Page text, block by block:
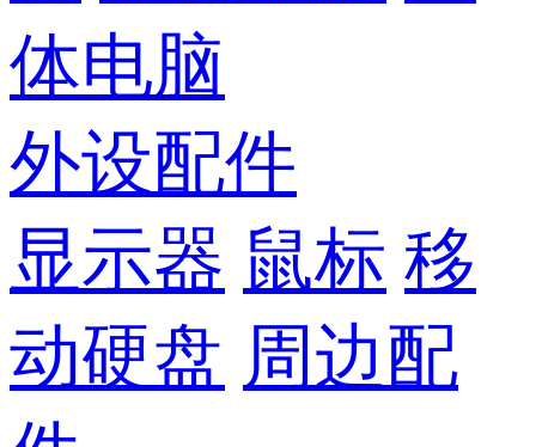
体电脑
外设配件
显示器 鼠标 移
动硬盘 周边配